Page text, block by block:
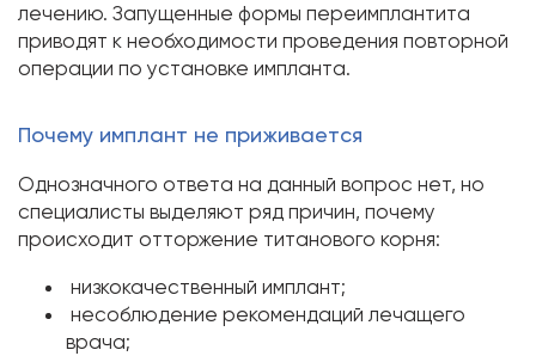
лечению. Запущенные формы переимплантита
приводят к необходимости проведения повторной
операции по установке импланта.
Почему имплант не приживается
Однозначного ответа на данный вопрос нет, но
специалисты выделяют ряд причин, почему
происходит отторжение титанового корня:
низкокачественный имплант;
несоблюдение рекомендаций лечащего
врача;